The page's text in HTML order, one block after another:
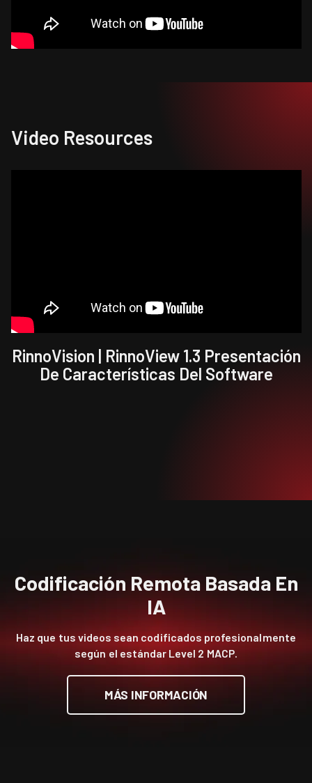
Video Resources
RinnoVision | RinnoView 1.3 Presentación
De Características Del Software
Codificación Remota Basada En
IA
Haz que tus videos sean codificados profesionalmente
según el estándar Level 2 MACP.
MÁS INFORMACIÓN